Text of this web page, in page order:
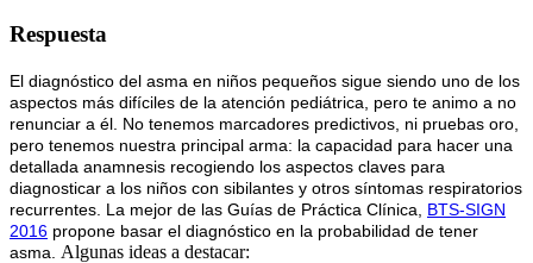
Respuesta
El diagnóstico del asma en niños pequeños sigue siendo uno de los
aspectos más difíciles de la atención pediátrica, pero te animo a no
renunciar a él. No tenemos marcadores predictivos, ni pruebas oro,
pero tenemos nuestra principal arma: la capacidad para hacer una
detallada anamnesis recogiendo los aspectos claves para
diagnosticar a los niños con sibilantes y otros síntomas respiratorios
recurrentes. La mejor de las Guías de Práctica Clínica, BTS-SIGN
2016 propone basar el diagnóstico en la probabilidad de tener
asma. Algunas ideas a destacar: